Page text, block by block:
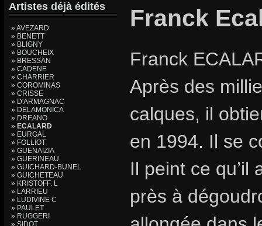
Artistes déjà édités
» AVEZARD
» BENETT
» BLIGNY
» BOUCHEIX
» BRESSAN
» CADENE
» CHARRIER
» COROMINAS
» CRISSE
» D'ARMAGNAC
» DELAMONICA
» DREANO
» ECALARD
» EURGAL
» FOLLIOT
» GUENAIZIA
» GUERINEAU
» GUICHARD-BUNEL
» GUICHETEAU
» KRISTOFF. L
» LARRIEU
» LUDIVINE C
» PAULET
» RUGGERI
» SIDOT
Franck
Franck
Après des
calques, il
en 1994. Il se
Il peint ce qu’il
près à